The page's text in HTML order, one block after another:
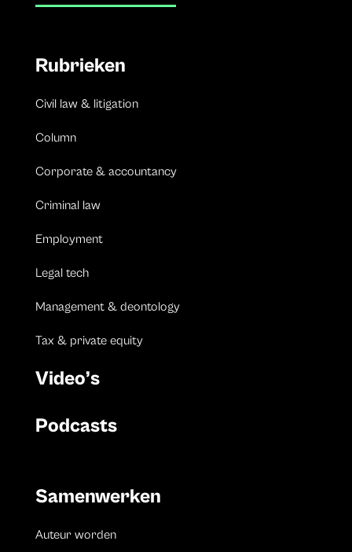
Rubrieken
Civil law & litigation
Column
Corporate & accountancy
Criminal law
Employment
Legal tech
Management & deontology
Tax & private equity
Video’s
Podcasts
Samenwerken
Auteur worden